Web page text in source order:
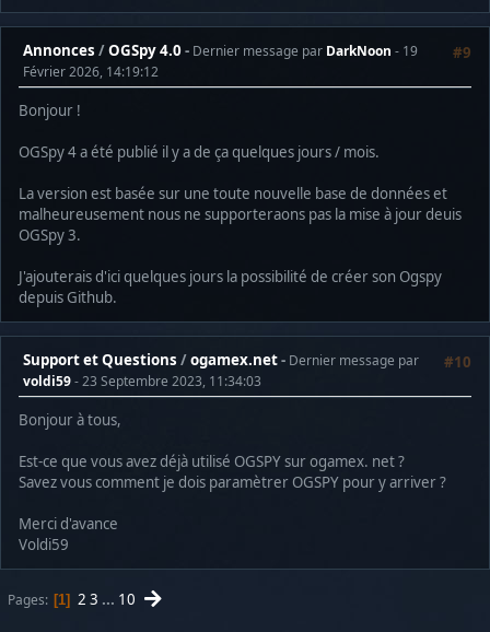
#9
Annonces /OGSpy 4.0 Dernier message par DarkNoon - 19
Février 2026, 14:19:12
Bonjour !
OGSpy 4 a été publié il y a de ça quelques jours / mois.
La version est basée sur une toute nouvelle base de données et
malheureusement nous ne supporteraons pas la mise à jour deuis
OGSpy 3.
J'ajouterais d'ici quelques jours la possibilité de créer son Ogspy
depuis Github.
#10
Support et Questions /ogamex.net
Dernier message par
voldi59- 23 Septembre 2023, 11:34:03
Bonjour à tous,
Est-ce que vous avez déjà utilisé OGSPY sur ogamex. net ?
Savez vous comment je dois paramètrer OGSPY pour y arriver ?
Merci d'avance
Voldi59
Pages 1 2 3 ... 10